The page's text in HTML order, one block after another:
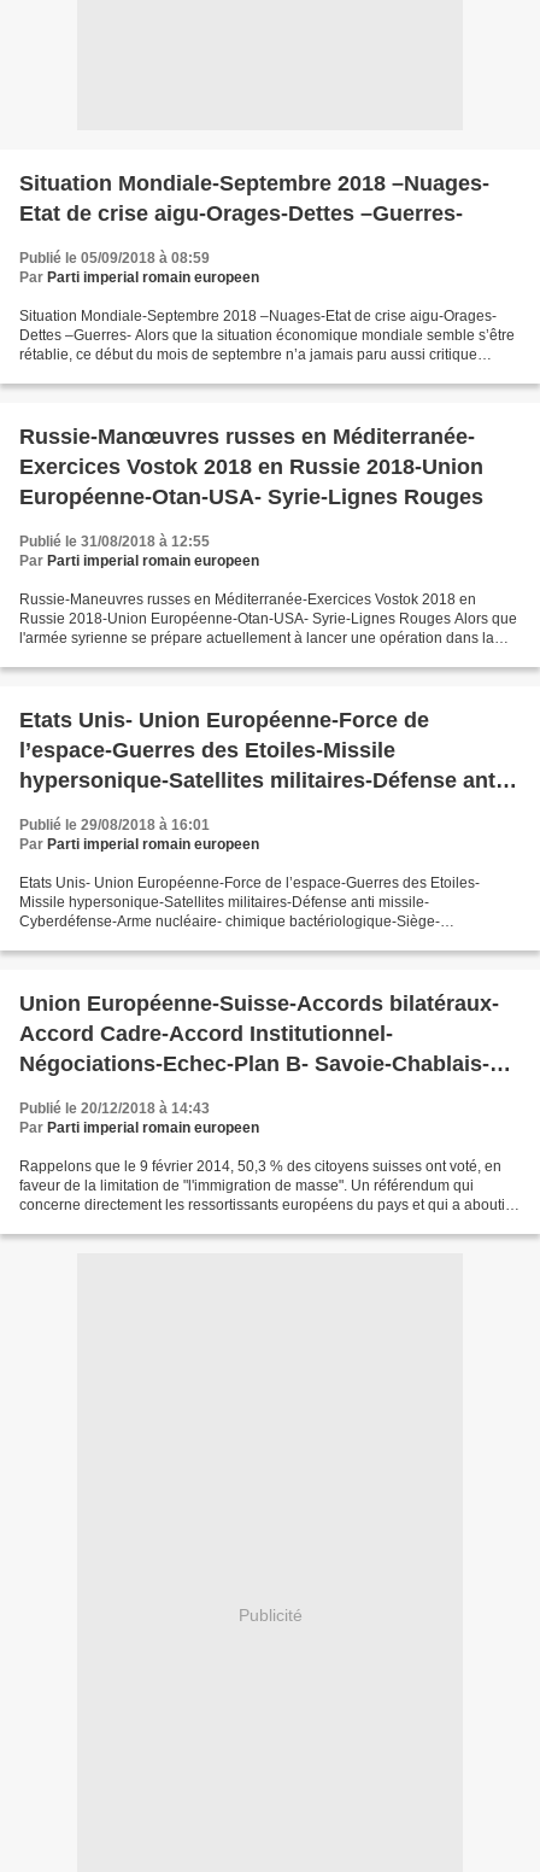
Situation Mondiale-Septembre 2018 –Nuages-
Etat de crise aigu-Orages-Dettes –Guerres-
Publié le 05/09/2018 à 08:59
Par Parti imperial romain europeen
Situation Mondiale-Septembre 2018 –Nuages-Etat de crise aigu-Orages-
Dettes –Guerres- Alors que la situation économique mondiale semble s’être
rétablie, ce début du mois de septembre n’a jamais paru aussi critique
Russie-Manœuvres russes en Méditerranée-
Exercices Vostok 2018 en Russie 2018-Union
Européenne-Otan-USA- Syrie-Lignes Rouges
Publié le 31/08/2018 à 12:55
Par Parti imperial romain europeen
Russie-Maneuvres russes en Méditerranée-Exercices Vostok 2018 en
Russie 2018-Union Européenne-Otan-USA- Syrie-Lignes Rouges Alors que
l'armée syrienne se prépare actuellement à lancer une opération dans la
Etats Unis- Union Européenne-Force de
l’espace-Guerres des Etoiles-Missile
hypersonique-Satellites militaires-Défense anti
missile-Cyberdéfense-Arme nucléaire- chimique
bactériologique-Siège- Reconquête des villes-
Stalingrag-Leningrad-Grozny-Syrie-Villes-
Bataillon mixte d’Infanterie et de Génie de
Combat Urbain- Combat sous terre
Publié le 29/08/2018 à 16:01
Par Parti imperial romain europeen
Etats Unis- Union Européenne-Force de l’espace-Guerres des Etoiles-
Missile hypersonique-Satellites militaires-Défense anti missile-
Cyberdéfense-Arme nucléaire- chimique bactériologique-Siège-
Union Européenne-Suisse-Accords bilatéraux-
Accord Cadre-Accord Institutionnel-
Négociations-Echec-Plan B- Savoie-Chablais-
Faucigny-Genevois-Pays de Gex- Grande Zone-
Statut particulier-Haute-Savoie-27ème canton
suisse-Royaume Uni
Publié le 20/12/2018 à 14:43
Par Parti imperial romain europeen
Rappelons que le 9 février 2014, 50,3 % des citoyens suisses ont voté, en
faveur de la limitation de "l'immigration de masse". Un référendum qui
concerne directement les ressortissants européens du pays et qui a abouti à
Publicité